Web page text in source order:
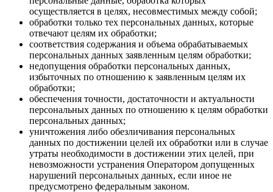
осуществляется в целях, несовместимых между собой;
обработки только тех персональных данных, которые
отвечают целям их обработки;
соответствия содержания и объема обрабатываемых
персональных данных заявленным целям обработки;
недопущения обработки персональных данных,
избыточных по отношению к заявленным целям их
обработки;
обеспечения точности, достаточности и актуальности
персональных данных по отношению к целям обработки
персональных данных;
уничтожения либо обезличивания персональных
данных по достижении целей их обработки или в случае
утраты необходимости в достижении этих целей, при
невозможности устранения Оператором допущенных
нарушений персональных данных, если иное не
предусмотрено федеральным законом.